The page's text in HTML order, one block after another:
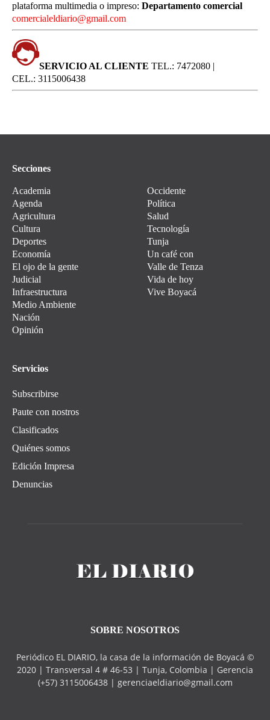
plataforma multimedia o impreso: Departamento comercial
comercialeldiario@gmail.com
SERVICIO AL CLIENTE TEL.: 7472080 |
CEL.: 3115006438
Secciones
Academia
Agenda
Agricultura
Cultura
Deportes
Economía
El ojo de la gente
Judicial
Infraestructura
Medio Ambiente
Nación
Opinión
Occidente
Política
Salud
Tecnología
Tunja
Un café con
Valle de Tenza
Vida de hoy
Vive Boyacá
Servicios
Subscribirse
Paute con nostros
Clasificados
Quiénes somos
Edición Impresa
Denuncias
SOBRE NOSOTROS
Periódico EL DIARIO, la casa de la información de Boyacá ©
2020 | Transversal 4 # 46-53 | Tunja, Colombia | Gerencia
(+57) 3115006438 | gerenciaeldiario@gmail.com